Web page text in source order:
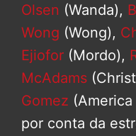
Olsen (Wanda),
Wong (Wong),
Ejiofor (Mordo),
McAdams
Gomez
por conta da